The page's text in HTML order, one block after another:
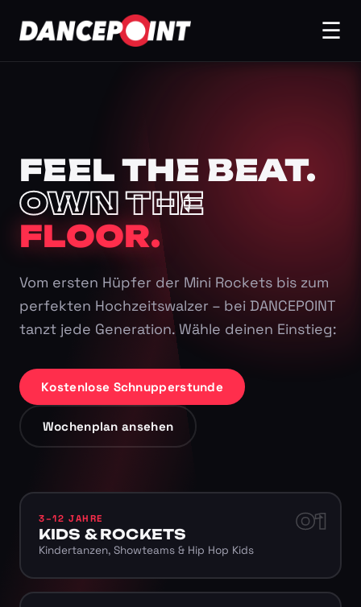
☰
FEEL THE BEAT.
OWN THE
FLOOR.
Vom ersten Hüpfer der Mini Rockets bis zum
perfekten Hochzeitswalzer – bei DANCEPOINT
tanzt jede Generation. Wähle deinen Einstieg:
Kostenlose Schnupperstunde
Wochenplan ansehen
01
3–12 JAHRE
KIDS & ROCKETS
Kindertanzen, Showteams & Hip Hop Kids